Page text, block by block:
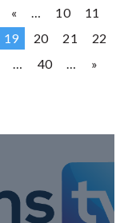
« … 10
11
19 20 21
22
… 40 …
»